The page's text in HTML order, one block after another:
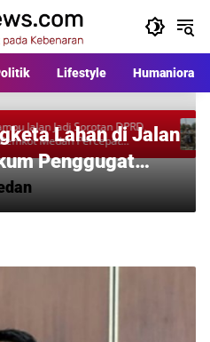
Lifestyle Humaniora
Sorotan DPRD,
Percepat
Warga
Rp397
Lahan di Jalan
Penggugat
Tergugat